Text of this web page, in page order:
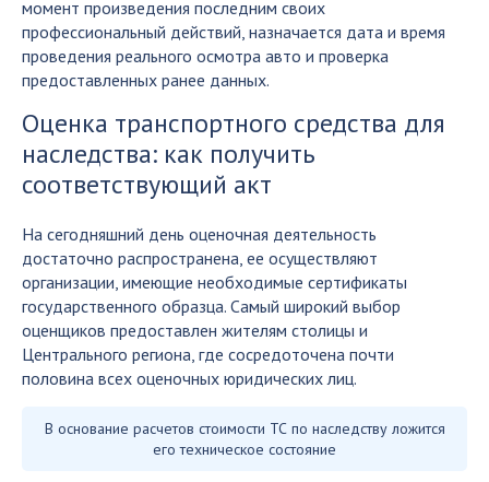
момент произведения последним своих
профессиональный действий, назначается дата и время
проведения реального осмотра авто и проверка
предоставленных ранее данных.
Оценка транспортного средства для
наследства: как получить
соответствующий акт
На сегодняшний день оценочная деятельность
достаточно распространена, ее осуществляют
организации, имеющие необходимые сертификаты
государственного образца. Самый широкий выбор
оценщиков предоставлен жителям столицы и
Центрального региона, где сосредоточена почти
половина всех оценочных юридических лиц.
В основание расчетов стоимости ТС по наследству ложится
его техническое состояние